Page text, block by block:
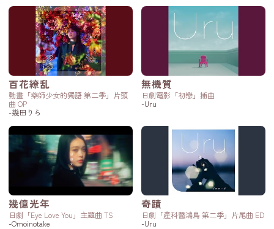
百花繚乱
動畫「藥師少女的獨語 第二季」片頭
曲 OP
-幾田りら
無機質
日劇電影「初戀」插曲
-Uru
幾億光年
日劇「Eye Love You」主題曲 TS
-Omoinotake
奇蹟
日劇「產科醫鴻鳥 第二季」片尾曲 ED
-Uru